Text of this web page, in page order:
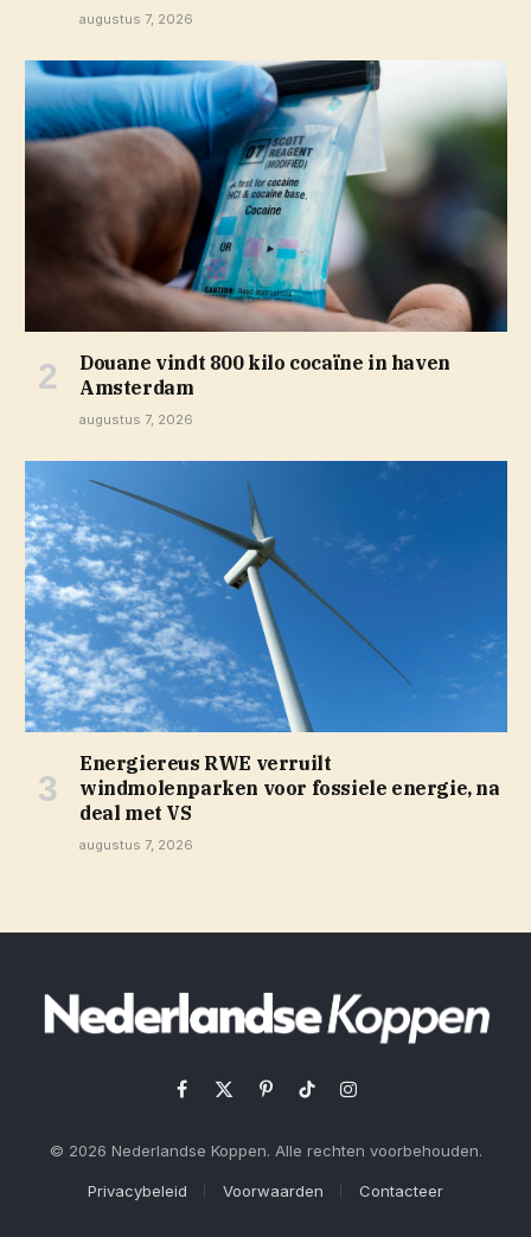
augustus 7, 2026
Douane vindt 800 kilo cocaïne in haven
Amsterdam
augustus 7, 2026
Energiereus RWE verruilt
windmolenparken voor fossiele energie, na
deal met VS
augustus 7, 2026
Facebook
X
PinterestTikTokInstagram
© 2026 Nederlandse Koppen. Alle rechten voorbehouden.
Privacybeleid Voorwaarden Contacteer